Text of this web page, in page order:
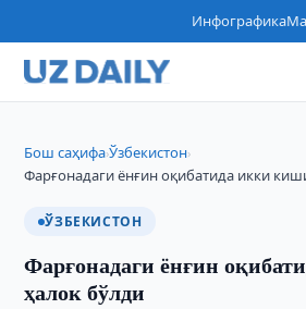
Инфографика
Бош саҳифа›Ўзбекистон›
Фарғонадаги ёнғин оқибатида икки
ЎЗБЕКИСТОН
Фарғонадаги ёнғин
ҳалок бўлди